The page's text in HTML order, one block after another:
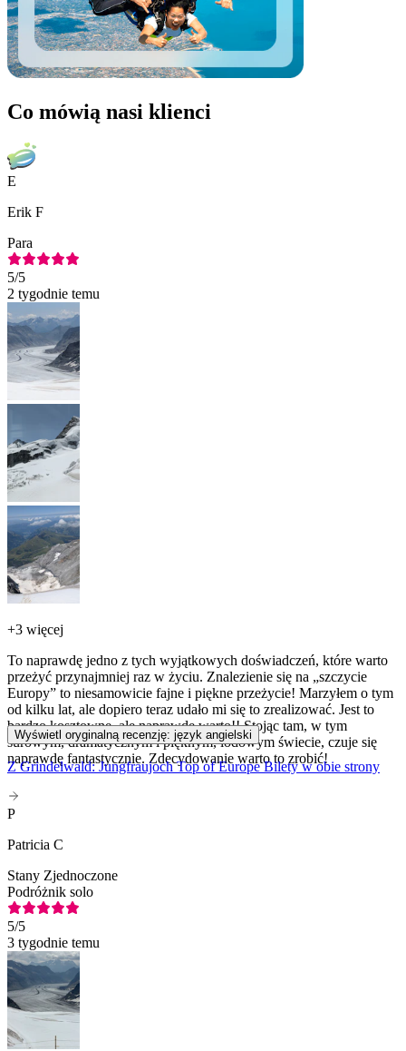
Co mówią nasi klienci
E
Erik F
Para
5/5
2 tygodnie temu
+3 więcej
To naprawdę jedno z tych wyjątkowych doświadczeń, które warto
przeżyć przynajmniej raz w życiu. Znalezienie się na „szczycie
Europy” to niesamowicie fajne i piękne przeżycie! Marzyłem o tym
od kilku lat, ale dopiero teraz udało mi się to zrealizować. Jest to
bardzo kosztowne, ale naprawdę warto!! Stojąc tam, w tym
surowym, dramatycznym i pięknym, lodowym świecie, czuje się
naprawdę fantastycznie. Zdecydowanie warto to zrobić!
Wyświetl oryginalną recenzję: język angielski
Z Grindelwald: Jungfraujoch Top of Europe Bilety w obie strony
P
Patricia C
Stany Zjednoczone
Podróżnik solo
5/5
3 tygodnie temu